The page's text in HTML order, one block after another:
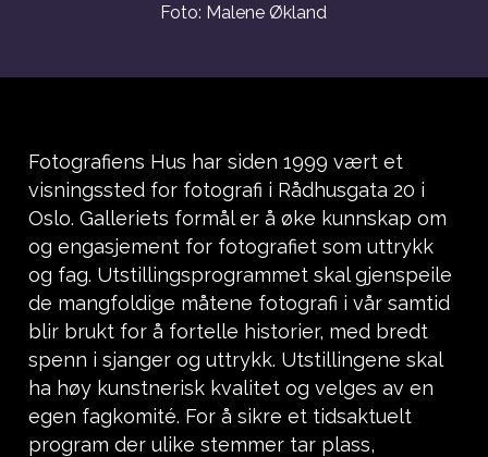
Foto: Malene Økland
Fotografiens Hus har siden 1999 vært et
visningssted for fotografi i Rådhusgata 20 i
Oslo. Galleriets formål er å øke kunnskap om
og engasjement for fotografiet som uttrykk
og fag. Utstillingsprogrammet skal gjenspeile
de mangfoldige måtene fotografi i vår samtid
blir brukt for å fortelle historier, med bredt
spenn i sjanger og uttrykk. Utstillingene skal
ha høy kunstnerisk kvalitet og velges av en
egen fagkomité. For å sikre et tidsaktuelt
program der ulike stemmer tar plass,